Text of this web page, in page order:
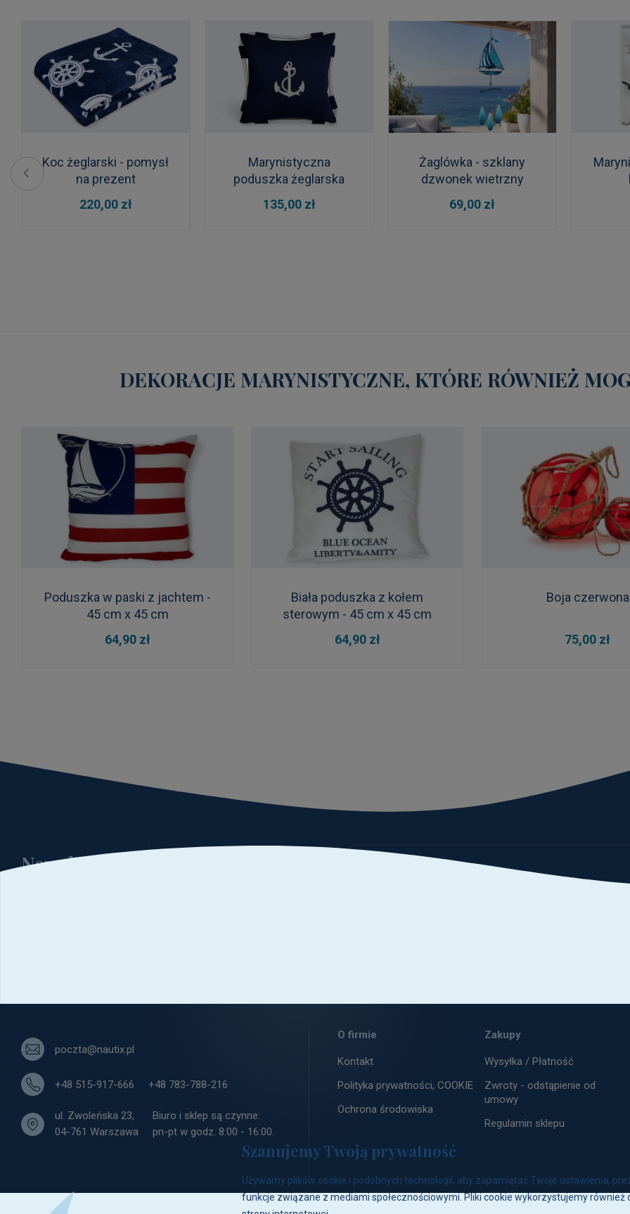
Koc żeglarski - pomysł
na prezent
220,00 zł
DO KOSZYKA
Marynistyczna
poduszka żeglarska
Kotwica z liną
135,00 zł
DO KOSZYKA
Żaglówka - szklany
dzwonek wietrzny
69,00 zł
DO KOSZYKA
DEKORACJE MARYNISTYCZNE, KTÓRE RÓWNIEŻ
Poduszka w paski z jachtem -
45 cm x 45 cm
64,90 zł
DO KOSZYKA
Biała poduszka z kołem
sterowym - 45 cm x 45 cm
64,90 zł
DO KOSZYKA
Boja czerwona
75,00 zł
DO KOSZYKA
Newsletter
poczta@nautix.pl
+48 515-917-666 +48 783-788-216
ul. Zwoleńska 23,
04-761 Warszawa
Biuro i sklep są czynne:
pn-pt w godz. 8:00 - 16:00.
O firmie
Kontakt
Polityka prywatności, COOKIE
Ochrona środowiska
Zakupy
Wysyłka / Płatność
Zwroty - odstąpienie od
umowy
Regulamin sklepu
Szanujemy Twoją prywatność
Używamy plików cookie i podobnych technologii, aby zapamiętać Twoje ustawienia,
funkcje związane z mediami społecznościowymi. Pliki cookie wykorzystujemy